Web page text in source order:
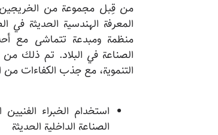
من قِبل مجموعة من
المعرفة الهندسية الحديثة في
منظمة ومبدعة تتماشى مع
الصناعة في البلاد. تم ذلك
التنموية، مع جذب الكفاءات من
استخدام الخبراء
الصناعة الداخلية الحديثة